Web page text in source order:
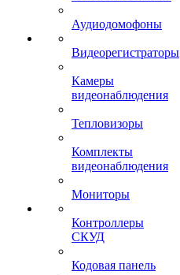
Аудиодомофоны
Видеорегистраторы
Камеры
видеонаблюдения
Тепловизоры
Комплекты
видеонаблюдения
Мониторы
Контроллеры
СКУД
Кодовая панель